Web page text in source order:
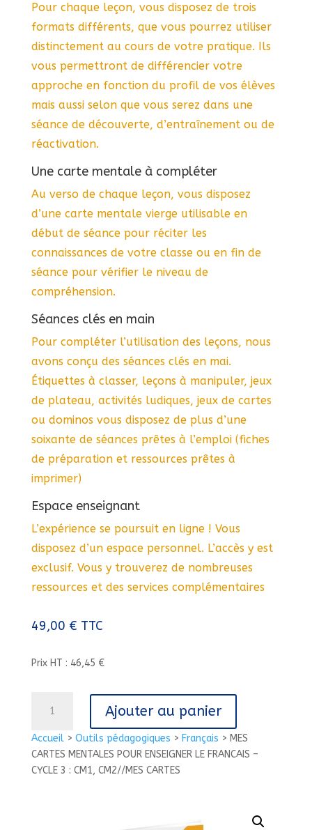
Accueil> Outils pédagogiques > Français > MES
CARTES MENTALES POUR ENSEIGNER LE FRANCAIS –
CYCLE 3 : CM1, CM2//MES CARTES
Pour chaque leçon, vous disposez de trois
formats différents, que vous pourrez utiliser
distinctement au cours de votre pratique. Ils
vous permettront de différencier votre
approche en fonction du profil de vos élèves
mais aussi selon que vous serez dans une
séance de découverte, d’entraînement ou de
réactivation.
Une carte mentale à compléter
Au verso de chaque leçon, vous disposez
d’une carte mentale vierge utilisable en
début de séance pour réciter les
connaissances de votre classe ou en fin de
séance pour vérifier le niveau de
compréhension.
Séances clés en main
Pour compléter l’utilisation des leçons, nous
avons conçu des séances clés en mai.
Étiquettes à classer, leçons à manipuler, jeux
de plateau, activités ludiques, jeux de cartes
ou dominos vous disposez de plus d’une
soixante de séances prêtes à l’emploi (fiches
de préparation et ressources prêtes à
imprimer)
Espace enseignant
L’expérience se poursuit en ligne ! Vous
disposez d’un espace personnel. L’accès y est
exclusif. Vous y trouverez de nombreuses
ressources et des services complémentaires
49,00 € TTC
Prix HT : 46,45 €
MES
CARTES
MENTALES
Ajouter au panier